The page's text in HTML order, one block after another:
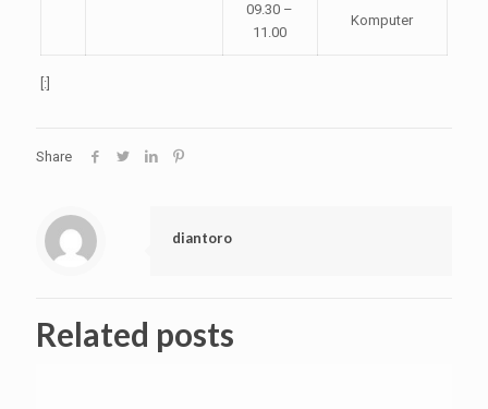
09.30 –
11.00
Komputer
[:]
Share
diantoro
Related posts